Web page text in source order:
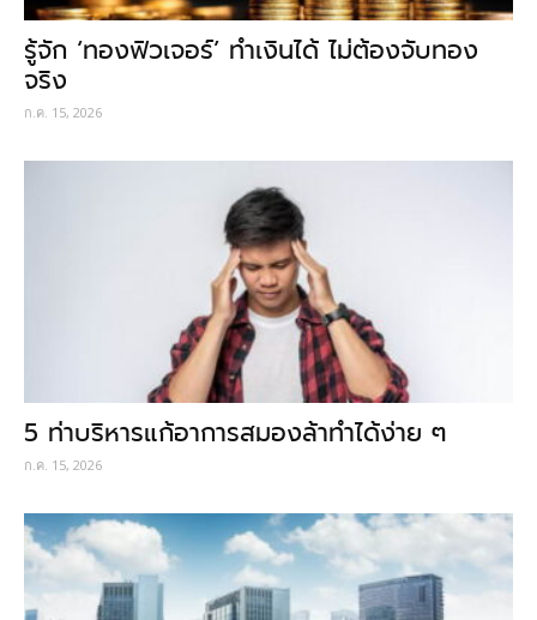
รู้จัก ‘ทองฟิวเจอร์’ ทำเงินได้ ไม่ต้องจับทอง
จริง
ก.ค. 15, 2026
5 ท่าบริหารแก้อาการสมองล้าทำได้ง่าย ๆ
ก.ค. 15, 2026